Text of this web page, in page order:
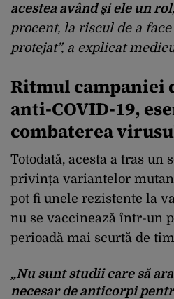
acestea având şi ele un rol
procent, la riscul de a face
protejat”, a explicat
Ritmul campaniei
anti-COVID-19,
combaterea
Totodată, acesta a tras un
privința variantelor
pot fi unele rezistente la
nu se vaccinează într-un
perioadă mai scurtă de
„Nu sunt studii care să
necesar de anticorpi